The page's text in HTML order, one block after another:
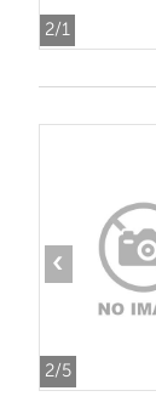
2/1
2/5
‹